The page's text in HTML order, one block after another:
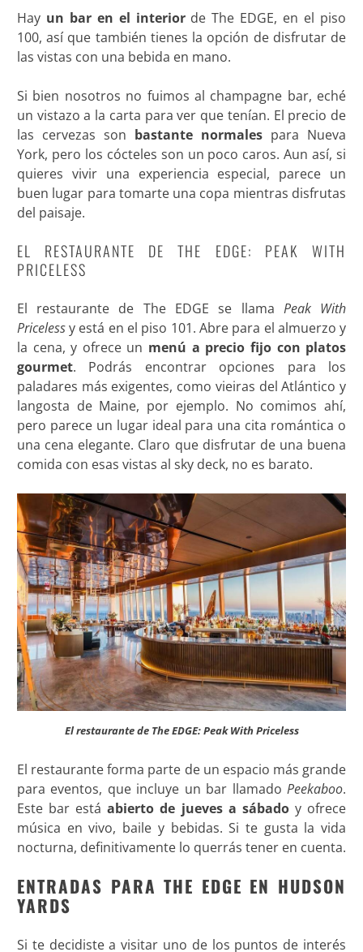
Hay un bar en el interiorde The EDGE, en el piso
100, así que también tienes la opción de disfrutar de
las vistas con una bebida en mano.
Si bien nosotros no fuimos al champagne bar, eché
un vistazo a la carta para ver que tenían. El precio de
las cervezas son bastante normales para Nueva
York, pero los cócteles son un poco caros. Aun así, si
quieres vivir una experiencia especial, parece un
buen lugar para tomarte una copa mientras disfrutas
del paisaje.
EL RESTAURANTE DE THE EDGE: PEAK WITH
PRICELESS
El restaurante de The EDGE se llama Peak With
Pricelessy está en el piso 101. Abre para el almuerzo y
la cena, y ofrece un menú a precio fijo con platos
gourmet. Podrás encontrar opciones para los
paladares más exigentes, como vieiras del Atlántico y
langosta de Maine, por ejemplo. No comimos ahí,
pero parece un lugar ideal para una cita romántica o
una cena elegante. Claro que disfrutar de una buena
comida con esas vistas al sky deck, no es barato.
El restaurante de The EDGE: Peak With Priceless
El restaurante forma parte de un espacio más grande
para eventos, que incluye un bar llamadoPeekaboo.
Este bar estáabierto de jueves a sábadoy ofrece
música en vivo, baile y bebidas. Si te gusta la vida
nocturna, definitivamente lo querrás tener en cuenta.
ENTRADAS PARA THE EDGE EN HUDSON
YARDS
Si te decidiste a visitar uno de los puntos de interés